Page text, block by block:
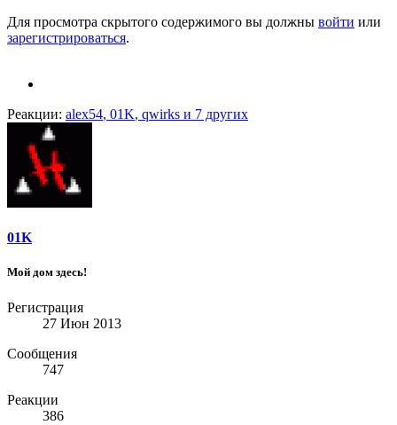
Для просмотра скрытого содержимого вы должны войти или
зарегистрироваться.
Реакции: alex54, 01K, qwirks и 7 других
01K
Мой дом здесь!
Регистрация
27 Июн 2013
Сообщения
747
Реакции
386